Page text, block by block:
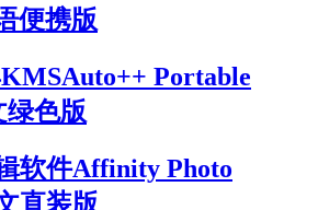
便携版
Portable
绿色版
软件Affinity Photo
直装版